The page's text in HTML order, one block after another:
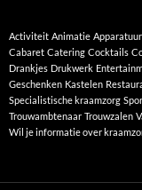
Activiteit Animatie Apparatuur
Cabaret Catering Cocktails
Drankjes Drukwerk
Geschenken Kastelen
Specialistische kraamzorg
Trouwambtenaar Trouwzalen
Wil je informatie over